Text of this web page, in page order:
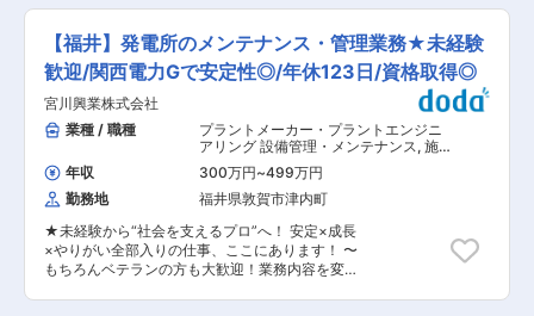
サービス強化等様々な変化に直面しエネルギー新
時代と言われる中、日本最大級のエネルギー事業
会社として様々な取り組みをしています。 ゼロカ
ーボンエネルギーへの挑戦：再生可能エネルギー
（太陽光、風力、水力、バイオマス）の強化と水
素事業の取り組みを本格化しております。
多数入社し、活躍中！ ◎座学研修（約1か月） …
ビデオや教材、講習を用いて放射線管理の基礎を
学習 ◎現場研修（約2か月） …現場研修で仕事の
流れを習得し、研修後には先輩のサポートを受け
ながら補助業務 プラント設備の仕組みや機能を学
習し、1人で業務を進められるようになりますの
で未経験の方もご安心ください。 組織の平均年齢
は30歳と若く、風通しの良い環境です。 入社約5
年でチームリーダーを目指すキャリアパスを想定
しています。 ・モデル年収：500万円／30歳 経
験7年 600万円／40歳 経験17年 ■技術・資格の
取得 ・放射線取扱主任者資格の取得費用を会社が
負担します。 ・資格取得後は資格手当を支給いた
します。 ■お仕事内容 ・放射線測定・管理業務
・プラント設備の試運転支援 ・品質管理業務 ・
計装試験 ◇詳細 ・3〜5名で1チームになり現場作
【福井】発電所のメンテナンス・管理業務★未経験
歓迎/関西電力Gで安定性◎/年休123日/資格取得◎
宮川興業株式会社
業種 / 職種
プラントメーカー・プラントエンジニ
アリング 設備管理・メンテナンス, 施
工管理（電気・計装） メンテナンス
年収 300万円~499万円
勤務地
福井県敦賀市津内町
★未経験から“社会を支えるプロ”へ！ 安定×成長
×やりがい全部入りの仕事、ここにあります！ 〜
もちろんベテランの方も大歓迎！業務内容を変え